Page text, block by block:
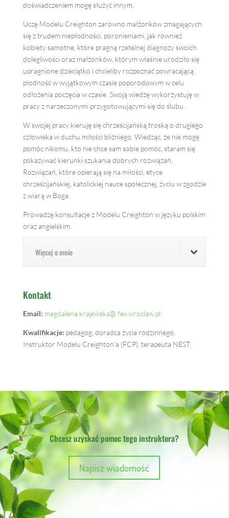
doświadczeniem mogę służyć innym.
Uczę Modelu Creighton zarówno małżonków zmagających
się z trudem niepłodności, poronieniami, jak również
kobiety samotne, które pragną rzetelnej diagnozy swoich
dolegliwości oraz małżonków, którym właśnie urodziło się
upragnione dzieciątko i chcieliby rozpoznać powracającą
płodność w wyjątkowym czasie poporodowym w celu
odłożenia poczęcia w czasie. Swoją wiedzę wykorzystuję w
pracy z narzeczonymi przygotowującymi się do ślubu.
W swojej pracy kieruję się chrześcijańską troską o drugiego
człowieka w duchu miłości bliźniego. Wiedząc, że nie mogę
pomóc nikomu, kto nie chce sam sobie pomóc, staram się
pokazywać kierunki szukania dobrych rozwiązań.
Rozwiązań, które opierają się na miłości, etyce
chrześcijańskiej, katolickiej nauce społecznej, życiu w zgodzie
z wiarą w Boga.
Prowadzę konsultacje z Modelu Creighton w języku polskim
oraz angielskim.
Więcej o mnie
Kontakt
Email: magdalena.krajewska@ fev.wroclaw.pl
Kwalifikacje: pedagog, doradca życia rodzinnego,
Instruktor Modelu Creighton’a (FCP), terapeuta NEST.
Chcesz uzyskać pomoc tego instruktora?
Napisz wiadomość